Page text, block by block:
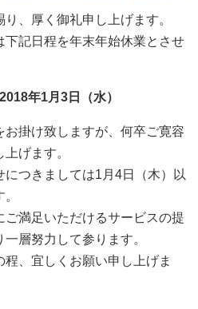
、厚く御礼申し上げます。
記日程を年末年始休業とさせ
年1月3日（水）
掛け致しますが、何卒ご寛容
げます。
つきましては1月4日（木）以
満足いただけるサービスの提
層努力して参ります。
、宜しくお願い申し上げま